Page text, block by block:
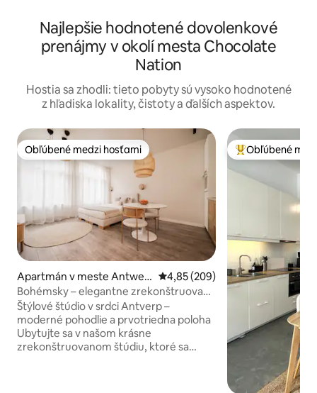
Najlepšie hodnotené dovolenkové
prenájmy v okolí mesta Chocolate
Nation
Hostia sa zhodli: tieto pobyty sú vysoko hodnotené
z hľadiska lokality, čistoty a ďalších aspektov.
Obľúbené medzi hosťami
Obľúbené medzi hosťami
Apartmán v meste Antwer
p
Priemerné ohodnotenie 4,85 z
4,85 (209)
Bohémsky – elegantne zrekonštruované
štúdio
Štýlové štúdio v srdci Antverp –
moderné pohodlie a prvotriedna poloha
Ubytujte sa v našom krásne
zrekonštruovanom štúdiu, ktoré sa
Najobľúbenejšie
Obľúbené